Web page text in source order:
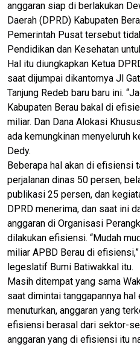
anggaran siap di berlakukan
Daerah (DPRD) Kabupaten
Pemerintah Pusat tersebut
Pendidikan dan Kesehatan
Hal itu diungkapkan Ketua
saat dijumpai dikantornya Jl
Tanjung Redeb baru baru ini.
Kabupaten Berau bakal di
miliar. Dan Dana Alokasi
ada kemungkinan menyeluruh
Dedy.
Beberapa hal akan di efisiensi
perjalanan dinas 50 persen,
publikasi 25 persen, dan
DPRD menerima, dan saat ini
anggaran di Organisasi
dilakukan efisiensi. “Mudah
miliar APBD Berau di
legeslatif Bumi Batiwakkal itu.
Masih ditempat yang sama
saat dimintai tanggapannya
menuturkan, anggaran yang
efisiensi berasal dari sektor-
anggaran yang di efisiensi itu